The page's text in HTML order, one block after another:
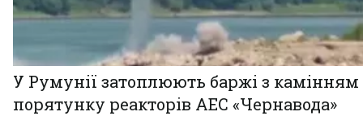
У Румунії затоплюють баржі з
порятунку реакторів АЕС «Чернавода»